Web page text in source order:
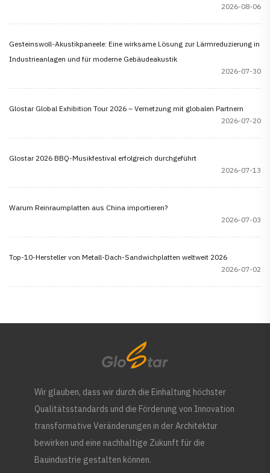
2026-08-06
Gesteinswoll-Akustikpaneele: Eine wirksame Lösung zur Lärmreduzierung in
Industrieanlagen und für moderne Gebäudeakustik
2026-07-30
Glostar Global Exhibition Tour 2026 – Vernetzung mit globalen Partnern
2026-07-20
Glostar 2026 BBQ-Musikfestival erfolgreich durchgeführt
2026-07-13
Warum Reinraumplatten aus China importieren?
2026-07-03
Top-10-Hersteller von Metall-Dach-Sandwichplatten weltweit 2026
2026-07-02
Wir glauben, dass wir durch die Einhaltung höchster
Qualitätsstandards und die Förderung von Innovation
transformative Veränderungen in der Architektur
bewirken und eine nachhaltige Zukunft für die
Bauindustrie gestalten können.